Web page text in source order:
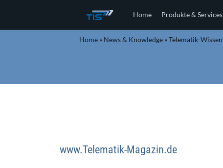
Home Produkte & Services
Home » News & Knowledge »Telematik-Wissen
www.Telematik-Magazin.de